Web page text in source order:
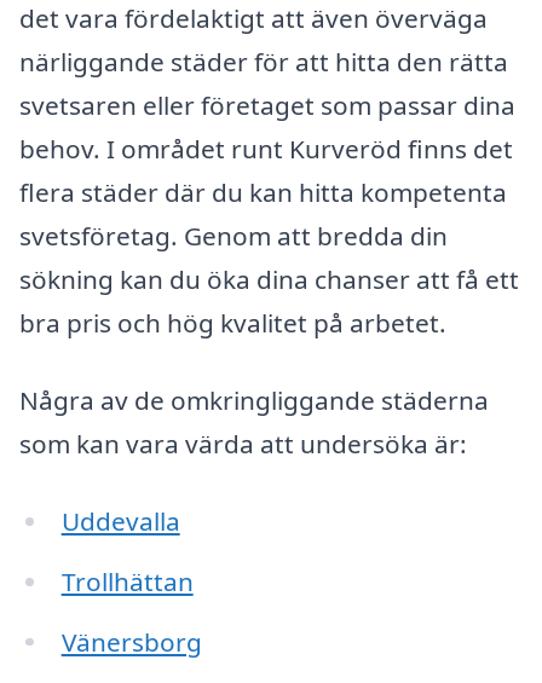
det vara fördelaktigt att även överväga
närliggande städer för att hitta den rätta
svetsaren eller företaget som passar dina
behov. I området runt Kurveröd finns det
flera städer där du kan hitta kompetenta
svetsföretag. Genom att bredda din
sökning kan du öka dina chanser att få ett
bra pris och hög kvalitet på arbetet.
Några av de omkringliggande städerna
som kan vara värda att undersöka är:
Uddevalla
Trollhättan
Vänersborg